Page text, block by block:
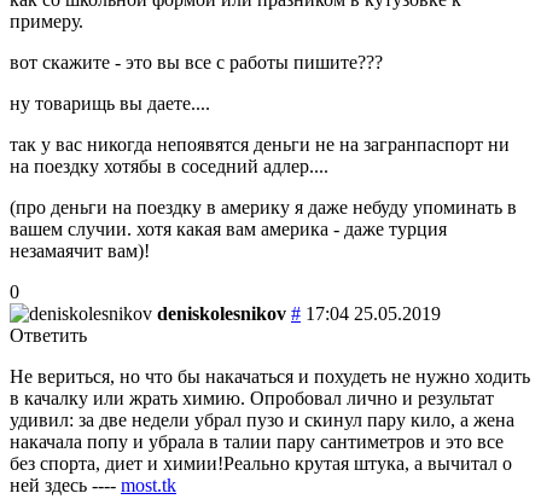
примеру.
вот скажите - это вы все с работы пишите???
ну товарищь вы даете....
так у вас никогда непоявятся деньги не на загранпаспорт ни
на поездку хотябы в соседний адлер....
(про деньги на поездку в америку я даже небуду упоминать в
вашем случии. хотя какая вам америка - даже турция
незамаячит вам)!
0
deniskolesnikov # 17:04 25.05.2019
Ответить
Не вериться, но что бы накачаться и похудеть не нужно ходить
в качалку или жрать химию. Опробовал лично и результат
удивил: за две недели убрал пузо и скинул пару кило, а жена
накачала попу и убрала в талии пару сантиметров и это все
без спорта, диет и химии!Реально крутая штука, а вычитал о
ней здесь ---- most.tk